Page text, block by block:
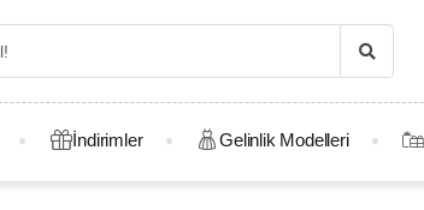
İndirimler Gelinlik Modelleri